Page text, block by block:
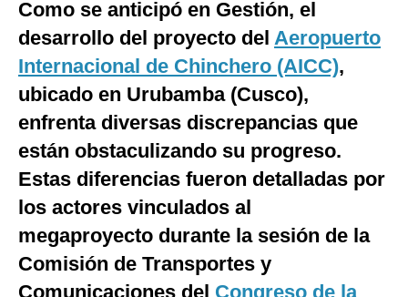
México
España
Internacional
Tecnología
Club del Suscriptor
Mix
Como se anticipó en Gestión, el
desarrollo del proyecto del Aeropuerto
Internacional de Chinchero (AICC),
ubicado en Urubamba (Cusco),
enfrenta diversas discrepancias que
están obstaculizando su progreso.
Estas diferencias fueron detalladas por
los actores vinculados al
megaproyecto durante la sesión de la
Comisión de Transportes y
Comunicaciones del Congreso de la